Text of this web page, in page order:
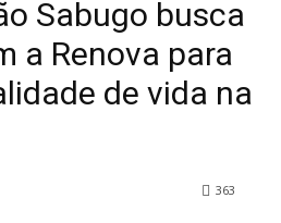
Sabugo busca
a Renova para
de vida na
363